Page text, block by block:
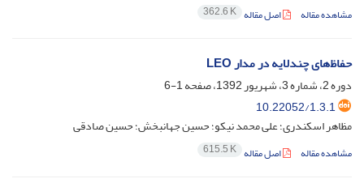
مشاهده مقاله اصل مقاله 362.6 K
حفاظ‌های چندلایه در مدار LEO
دوره 2، شماره 3، شهریور 1392، صفحه
1-6
10.22052/1.3.1
مظاهر اسکندری؛ علی محمد نیکو؛ حسین جهانبخش؛ حسین صادقی
مشاهده مقاله اصل مقاله 615.5 K